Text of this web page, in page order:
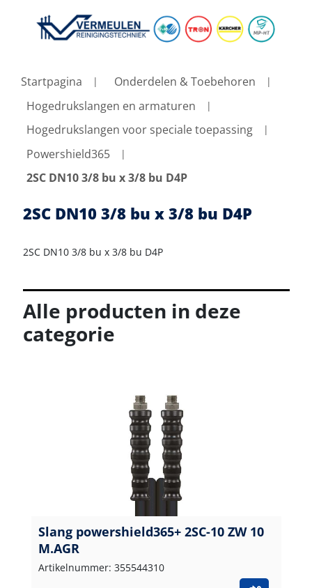
Startpagina
Onderdelen & Toebehoren
Hogedrukslangen en armaturen
Hogedrukslangen voor speciale toepassing
Powershield365
2SC DN10 3/8 bu x 3/8 bu D4P
2SC DN10 3/8 bu x 3/8 bu D4P
2SC DN10 3/8 bu x 3/8 bu D4P
Alle producten in deze
categorie
Slang powershield365+ 2SC-10 ZW 10
M.AGR
Artikelnummer: 355544310